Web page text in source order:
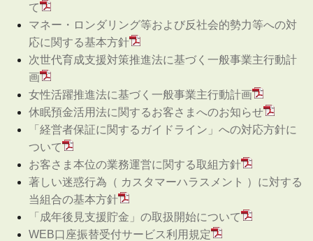
て
マネー・ロンダリング等および反社会的勢力等への対
応に関する基本方針
次世代育成支援対策推進法に基づく一般事業主行動計
画
女性活躍推進法に基づく一般事業主行動計画
休眠預金活用法に関するお客さまへのお知らせ
「経営者保証に関するガイドライン」への対応方針に
ついて
お客さま本位の業務運営に関する取組方針
著しい迷惑行為（ カスタマーハラスメント ）に対する
当組合の基本方針
「成年後見支援貯金」の取扱開始について
WEB口座振替受付サービス利用規定